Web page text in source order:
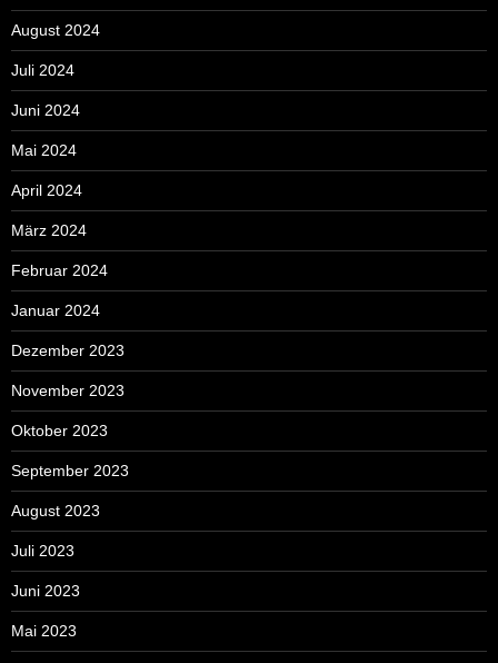
August 2024
Juli 2024
Juni 2024
Mai 2024
April 2024
März 2024
Februar 2024
Januar 2024
Dezember 2023
November 2023
Oktober 2023
September 2023
August 2023
Juli 2023
Juni 2023
Mai 2023